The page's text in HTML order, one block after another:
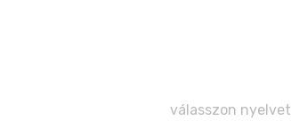
válasszon nyelvet